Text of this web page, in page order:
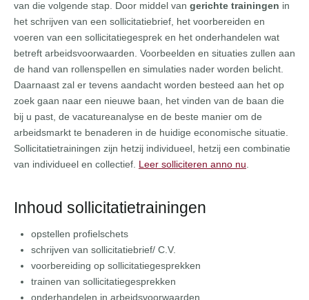
van die volgende stap. Door middel van gerichte trainingen in
het schrijven van een sollicitatiebrief, het voorbereiden en
voeren van een sollicitatiegesprek en het onderhandelen wat
betreft arbeidsvoorwaarden. Voorbeelden en situaties zullen aan
de hand van rollenspellen en simulaties nader worden belicht.
Daarnaast zal er tevens aandacht worden besteed aan het op
zoek gaan naar een nieuwe baan, het vinden van de baan die
bij u past, de vacatureanalyse en de beste manier om de
arbeidsmarkt te benaderen in de huidige economische situatie.
Sollicitatietrainingen zijn hetzij individueel, hetzij een combinatie
van individueel en collectief. Leer solliciteren anno nu
Inhoud sollicitatietrainingen
opstellen profielschets
schrijven van sollicitatiebrief/ C.V.
voorbereiding op sollicitatiegesprekken
trainen van sollicitatiegesprekken
onderhandelen in arbeidsvoorwaarden